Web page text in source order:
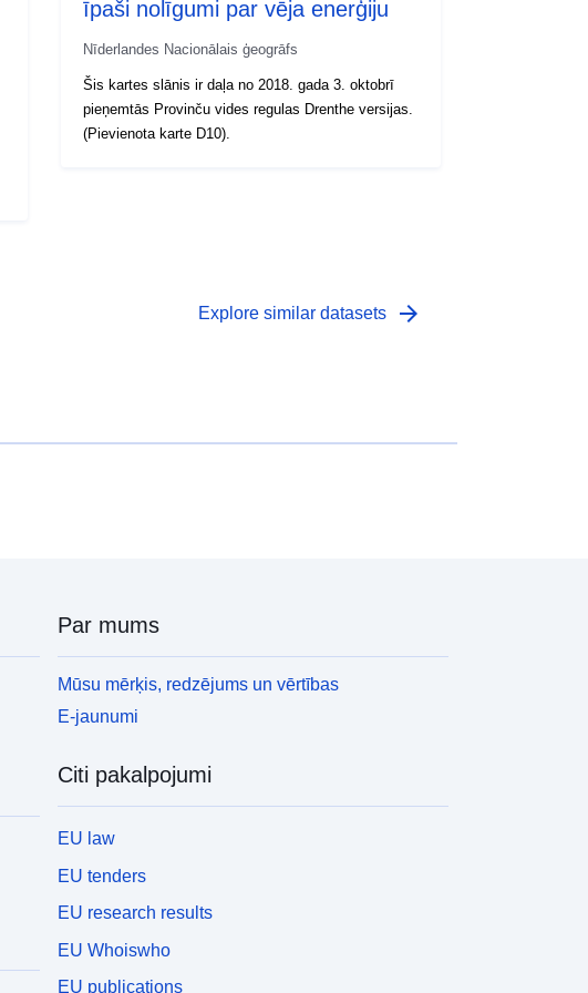
īpaši nolīgumi par vēja enerģiju
Nīderlandes Nacionālais ģeogrāfs
Šis kartes slānis ir daļa no 2018. gada 3. oktobrī
pieņemtās Provinču vides regulas Drenthe versijas.
(Pievienota karte D10).
Explore similar datasets arrow_forward
Par mums
Mūsu mērķis, redzējums un vērtības
E-jaunumi
Citi pakalpojumi
EU law
EU tenders
EU research results
EU Whoiswho
EU publications